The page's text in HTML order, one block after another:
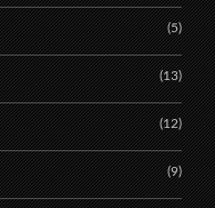
(5)
(13)
(12)
(9)